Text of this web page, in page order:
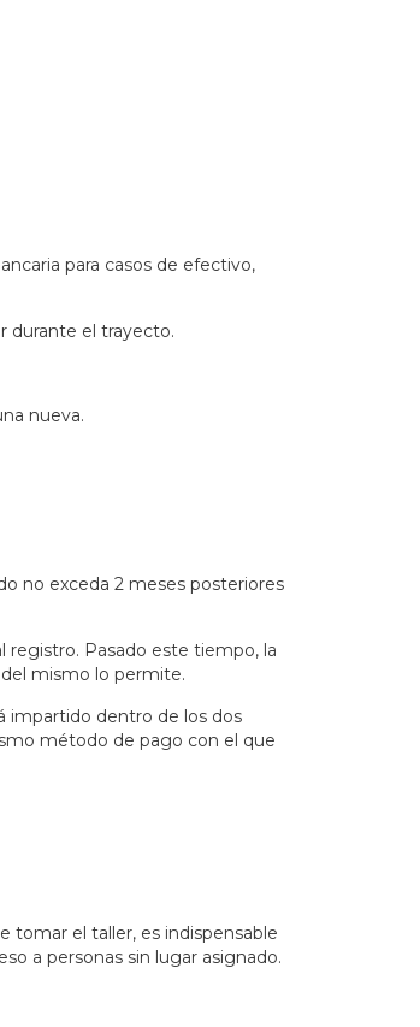
para casos de efectivo,
durante el trayecto.
nueva.
no exceda 2 meses posteriores
registro. Pasado este tiempo, la
mismo lo permite.
impartido dentro de los dos
método de pago con el que
tomar el taller, es indispensable
a personas sin lugar asignado.